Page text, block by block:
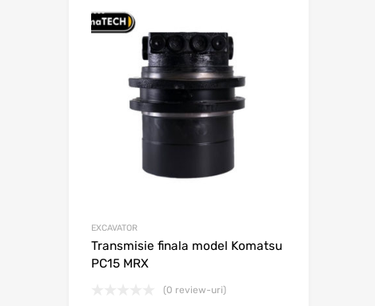
EXCAVATOR
Transmisie finala model Komatsu
PC15 MRX
(0 review-uri)